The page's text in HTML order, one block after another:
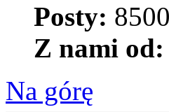
Posty: 8500
Z nami od:
Na górę